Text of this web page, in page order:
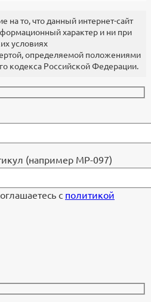
то, что данный интернет-сайт
характер и ни при
условиях
определяемой положениями
кодекса Российской Федерации.
(например МР-097)
с политикой